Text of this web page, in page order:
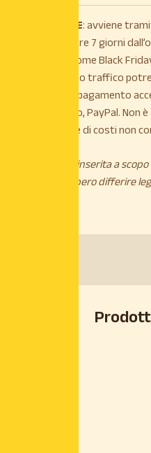
SPEDIZIONE: avviene
entro e non oltre 7 giorni
stagionalità, come Black
causa di intenso traffico
Le modalità di pagamento
Carta di credito, PayPal.
maggiorazione di costi non
*L’immagine è inserita a
piante potrebbero differire